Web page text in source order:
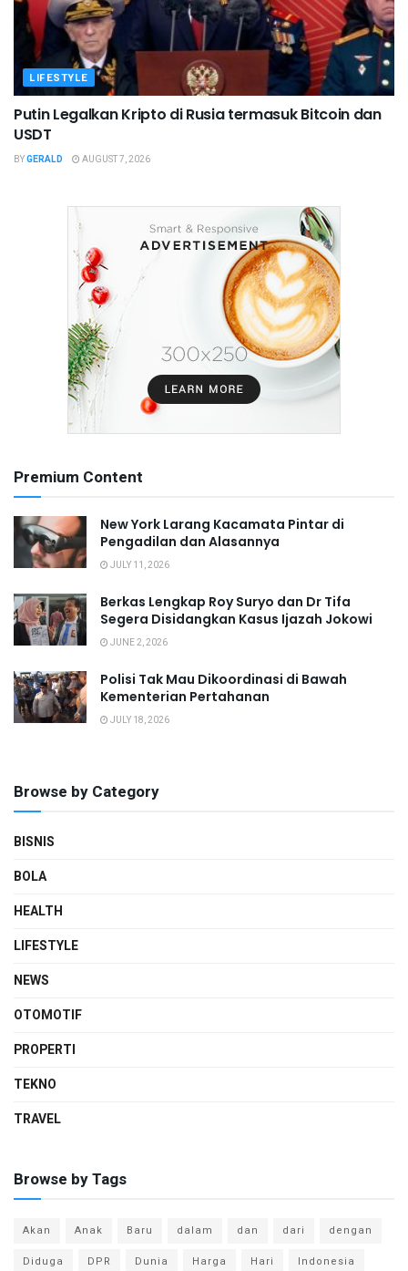
LIFESTYLE
Putin Legalkan Kripto di Rusia termasuk Bitcoin dan
USDT
BYGERALD AUGUST 7, 2026
Premium Content
New York Larang Kacamata Pintar di
Pengadilan dan Alasannya
JULY 11, 2026
Berkas Lengkap Roy Suryo dan Dr Tifa
Segera Disidangkan Kasus Ijazah Jokowi
JUNE 2, 2026
Polisi Tak Mau Dikoordinasi di Bawah
Kementerian Pertahanan
JULY 18, 2026
Browse by Category
BISNIS
BOLA
HEALTH
LIFESTYLE
NEWS
OTOMOTIF
PROPERTI
TEKNO
TRAVEL
Browse by Tags
Akan Anak Baru dalam dan dari
dengan
Diduga
DPR Dunia Harga Hari
Indonesia